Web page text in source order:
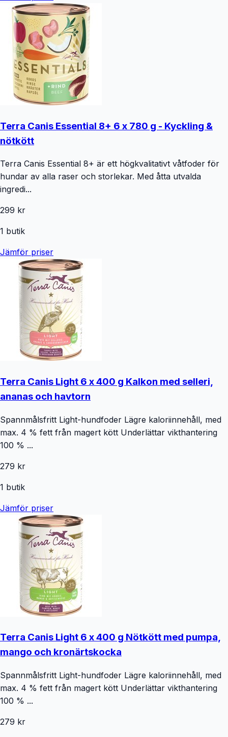
Terra Canis Essential 8+ 6 x 780 g - Kyckling &
nötkött
Terra Canis Essential 8+ är ett högkvalitativt våtfoder för
hundar av alla raser och storlekar. Med åtta utvalda
ingredi...
299 kr
1 butik
Jämför priser
Terra Canis Light 6 x 400 g Kalkon med selleri,
ananas och havtorn
Spannmålsfritt Light-hundfoder Lägre kaloriinnehåll, med
max. 4 % fett från magert kött Underlättar vikthantering
100 % ...
279 kr
1 butik
Jämför priser
Terra Canis Light 6 x 400 g Nötkött med pumpa,
mango och kronärtskocka
Spannmålsfritt Light-hundfoder Lägre kaloriinnehåll, med
max. 4 % fett från magert kött Underlättar vikthantering
100 % ...
279 kr